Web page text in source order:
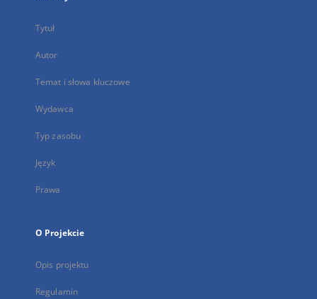
Tytuł
Autor
Temat i słowa kluczowe
Wydawca
Typ zasobu
Język
Prawa
O Projekcie
Opis projektu
Regulamin